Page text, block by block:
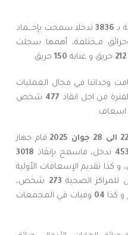
بـ 3836 تدخلا سمحت بإخـــماد
مــختلفـة، أهمها سجلت
212 حريق و عنابة 150 حريق.
وحداتنا في مجال العمليات
من اجل انقاذ 477 شخص
اسعاف.
22 الى 28 جوان 2025
قام جهاز
تدخل، ماسمح بإنقاذ 3018
تقديم الإسعافات الأولية
الصحية 273 شخص،
و كذا 04 وفيات في المجمعات